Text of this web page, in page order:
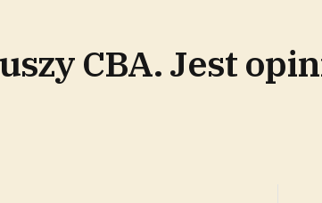
CBA. Jest